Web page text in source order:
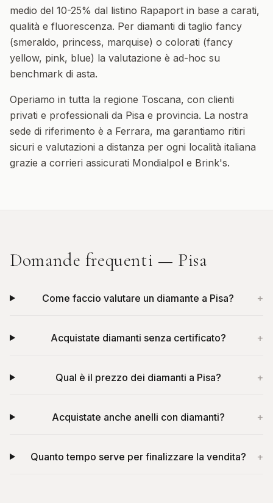
medio del 10-25% dal listino Rapaport in base a carati,
qualità e fluorescenza. Per diamanti di taglio fancy
(smeraldo, princess, marquise) o colorati (fancy
yellow, pink, blue) la valutazione è ad-hoc su
benchmark di asta.
Operiamo in tutta la regione Toscana, con clienti
privati e professionali da Pisa e provincia. La nostra
sede di riferimento è a Ferrara, ma garantiamo ritiri
sicuri e valutazioni a distanza per ogni località italiana
grazie a corrieri assicurati Mondialpol e Brink's.
Domande frequenti — Pisa
Come faccio valutare un diamante a Pisa? +
Acquistate diamanti senza certificato? +
Qual è il prezzo dei diamanti a Pisa? +
Acquistate anche anelli con diamanti? +
Quanto tempo serve per finalizzare la vendita? +